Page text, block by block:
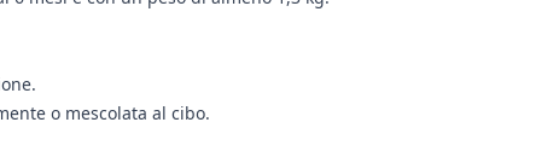
o mescolata al cibo.